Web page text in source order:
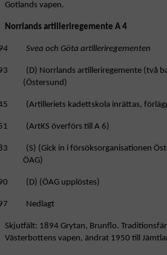
Gotlands vapen.
Norrlands artilleriregemente A 4
Svea och Göta artilleriregementen
(D) Norrlands artilleriregemente (två
(Östersund)
(Artilleriets kadettskola inrättas,
(ArtKS överförs till A 6)
(S) (Gick in i försöksorganisationen
ÖAG)
(D) (ÖAG upplöstes)
Nedlagt
Skjutfält: 1894 Grytan, Brunflo.
Västerbottens vapen, ändrat 1950 till